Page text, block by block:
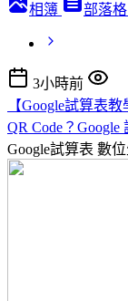
相簿 部落格
3小時前
【Google試算表
QR Code？
Google試算表 數